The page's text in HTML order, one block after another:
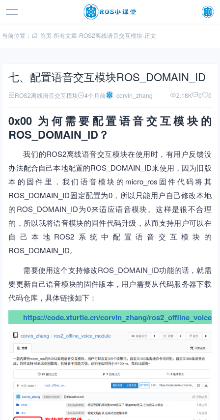
当前位置： 首页-所有文章-ROS2离线语音交互模块-正文
七、配置语音交互模块ROS_DOMAIN_ID
ROS2离线语音交互模块 4个月前 corvin_zhang 2.18K 0 0
0x00 为何需要配置语音交互模块的
ROS_DOMAIN_ID？
我们的ROS2离线语音交互模块在使用时，有用户反馈没
办法配合自己本地配置的ROS_DOMAIN_ID来使用，因为旧版
本的固件里，我们语音模块的micro_ros固件代码将其
ROS_DOMAIN_ID固定配置为0，所以只能用户自己修改本地
的ROS_DOMAIN_ID为0来适应语音模块。这样是很不合理
的，所以我将语音模块的固件代码升级，从而支持用户可以在
自己本地ROS2系统中配置语音交互模块的
ROS_DOMAIN_ID。
需要使用这个支持修改ROS_DOMAIN_ID功能的话，就需
要更新自己语音模块的固件版本，用户需要从代码服务器下载
代码仓库，具体链接如下：
https://code.xturtle.cn/corvin_zhang/